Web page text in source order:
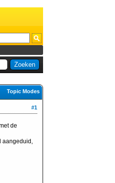
Topic Modes
#1
de
aangeduid,